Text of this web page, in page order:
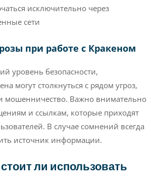
исключительно через
сети
при работе с Кракеном
уровень безопасности,
могут столкнуться с рядом угроз,
мошенничество. Важно внимательно
и ссылкам, которые приходят
В случае сомнений всегда
источник информации.
ли использовать